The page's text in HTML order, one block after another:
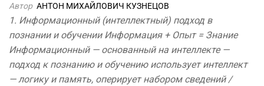
Автор АНТОН МИХАЙЛОВИЧ КУЗНЕЦОВ
1. Информационный (интеллектный) подход в
познании и обучении Информация + Опыт = Знание
Информационный — основанный на интеллекте —
подход к познанию и обучению использует интеллект
— логику и память, оперирует набором сведений /